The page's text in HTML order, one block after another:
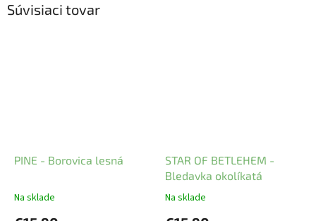
Súvisiaci tovar
PINE - Borovica lesná
Na sklade
STAR OF BETLEHEM -
Bledavka okolíkatá
Na sklade